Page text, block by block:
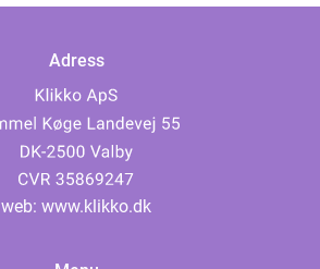
Adress
web: www.klikko.dk